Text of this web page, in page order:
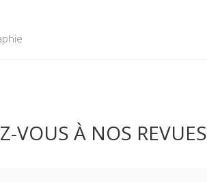
VOUS À NOS REVUES